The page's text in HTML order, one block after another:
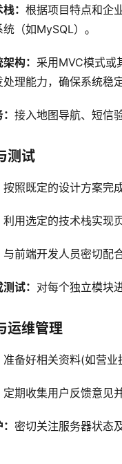
： 根据项目特点和企
（如MySQL）。
构： 采用MVC模式或
理能力，确保系统稳定
接入地图导航、短信
测试
按照既定的设计方案完
利用选定的技术栈实现
与前端开发人员密切配
试： 对每个独立模块
运维管理
准备好相关资料(如营业
定期收集用户反馈意见
密切关注服务器状态